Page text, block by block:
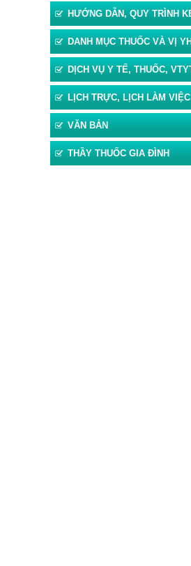
HƯỚNG DẪN, QUY TRÌNH
DANH MỤC THUỐC VÀ VỊ
DỊCH VỤ Y TẾ, THUỐC,
LỊCH TRỰC, LỊCH LÀM VIỆC
VĂN BẢN
THẦY THUỐC GIA ĐÌNH
> <<